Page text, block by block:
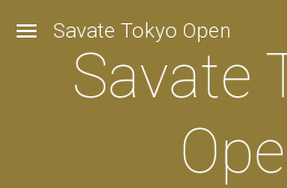
Skip to main content
Savate Tokyo Open
Savate